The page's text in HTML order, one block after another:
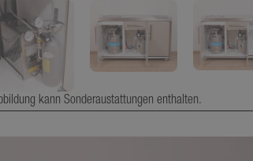
kann Sonderaustattungen enthalten.